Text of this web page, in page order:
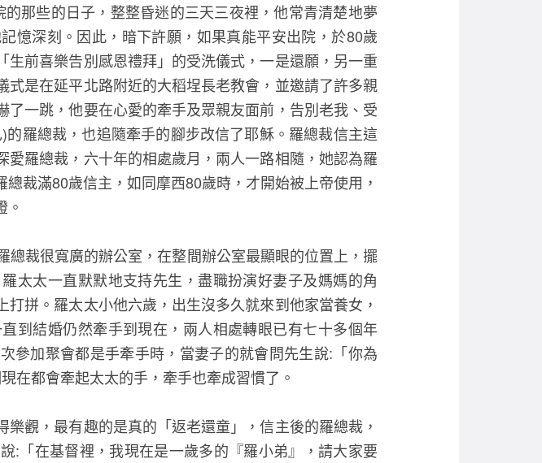
那些的日子，整整昏迷的三天三夜裡，他常青清楚地夢
憶深刻。因此，暗下許願，如果真能平安出院，於80歲
前喜樂告別感恩禮拜」的受洗儀式，一是還願，另一重
是在延平北路附近的大稻埕長老教會，並邀請了許多親
一跳，他要在心愛的牽手及眾親友面前，告別老我、受
羅總裁，也追隨牽手的腳步改信了耶穌。羅總裁信主這
羅總裁，六十年的相處歲月，兩人一路相隨，她認為羅
裁滿80歲信主，如同摩西80歲時，才開始被上帝使用，
裁很寬廣的辦公室，在整間辦公室最顯眼的位置上，擺
太太一直默默地支持先生，盡職扮演好妻子及媽媽的角
拼。羅太太小他六歲，出生沒多久就來到他家當養女，
到結婚仍然牽手到現在，兩人相處轉眼已有七十多個年
參加聚會都是手牽手時，當妻子的就會問先生說:「你為
在都會牽起太太的手，牽手也牽成習慣了。
觀，最有趣的是真的「返老還童」，信主後的羅總裁，
:「在基督裡，我現在是一歲多的『羅小弟』，請大家要